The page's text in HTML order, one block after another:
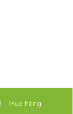
Mua hàng